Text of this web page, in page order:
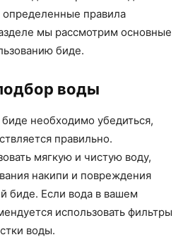
правила
мы рассмотрим основные
биде.
воды
необходимо убедиться,
правильно.
мягкую и чистую воду,
накипи и повреждения
биде. Если вода в вашем
использовать фильтры
воды.